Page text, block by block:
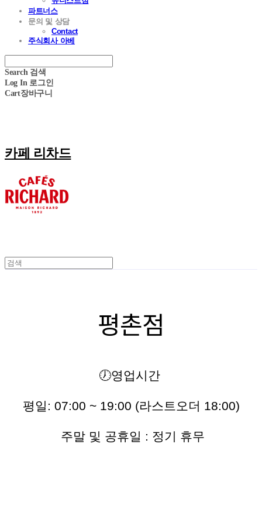
파트너스
문의 및 상담
Contact
주식회사 아베
Search 검색
Log In 로그인
Cart장바구니
카페 리차드
평촌점
🕖영업시간
평일: 07:00 ~ 19:00 (라스트오더 18:00)
주말 및 공휴일 : 정기 휴무